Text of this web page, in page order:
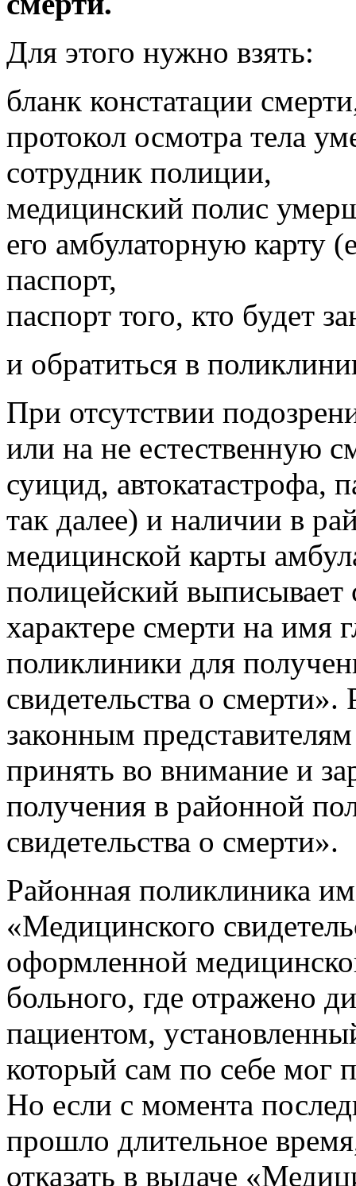
Для этого нужно взять:
бланк констатации
протокол осмотра тела
сотрудник полиции,
медицинский полис
его амбулаторную карту
паспорт,
паспорт того, кто будет
и обратиться в
При отсутствии
или на не естественную
суицид, автокатастрофа,
так далее) и наличии в
медицинской карты
полицейский выписывает
характере смерти на имя
поликлиники для
свидетельства о
законным
принять во внимание и
получения в районной
свидетельства о смерти».
Районная поликлиника
«Медицинского
оформленной
больного, где отражено
пациентом,
который сам по себе мог
Но если с момента
прошло длительное
отказать в выдаче